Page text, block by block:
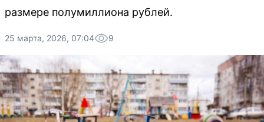
размере полумиллиона рублей.
25 марта, 2026, 07:04 9